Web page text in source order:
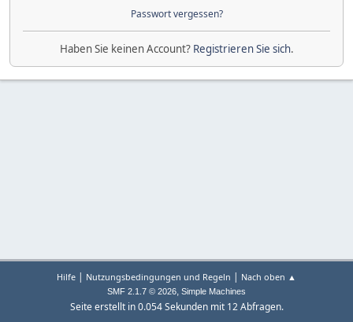
Passwort vergessen?
Haben Sie keinen Account? Registrieren Sie sich.
Hilfe | Nutzungsbedingungen und Regeln | Nach oben ▲
SMF 2.1.7 © 2026, Simple Machines
Seite erstellt in 0.054 Sekunden mit 12 Abfragen.